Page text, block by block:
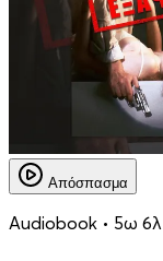
Απόσπασμα
Audiobook • 5ω 6λ